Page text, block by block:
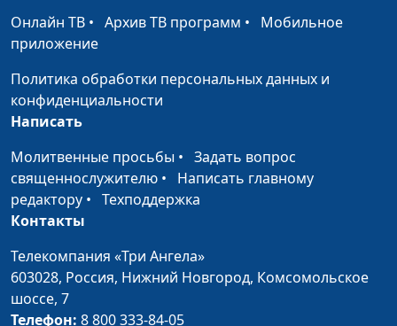
Онлайн ТВ • Архив ТВ программ • Мобильное
приложение
Политика обработки персональных данных и
конфиденциальности
Написать
Молитвенные просьбы • Задать вопрос
священнослужителю • Написать главному
редактору • Техподдержка
Контакты
Телекомпания «Три Ангела»
603028, Россия, Нижний Новгород, Комсомольское
шоссе, 7
Телефон: 8 800 333-84-05